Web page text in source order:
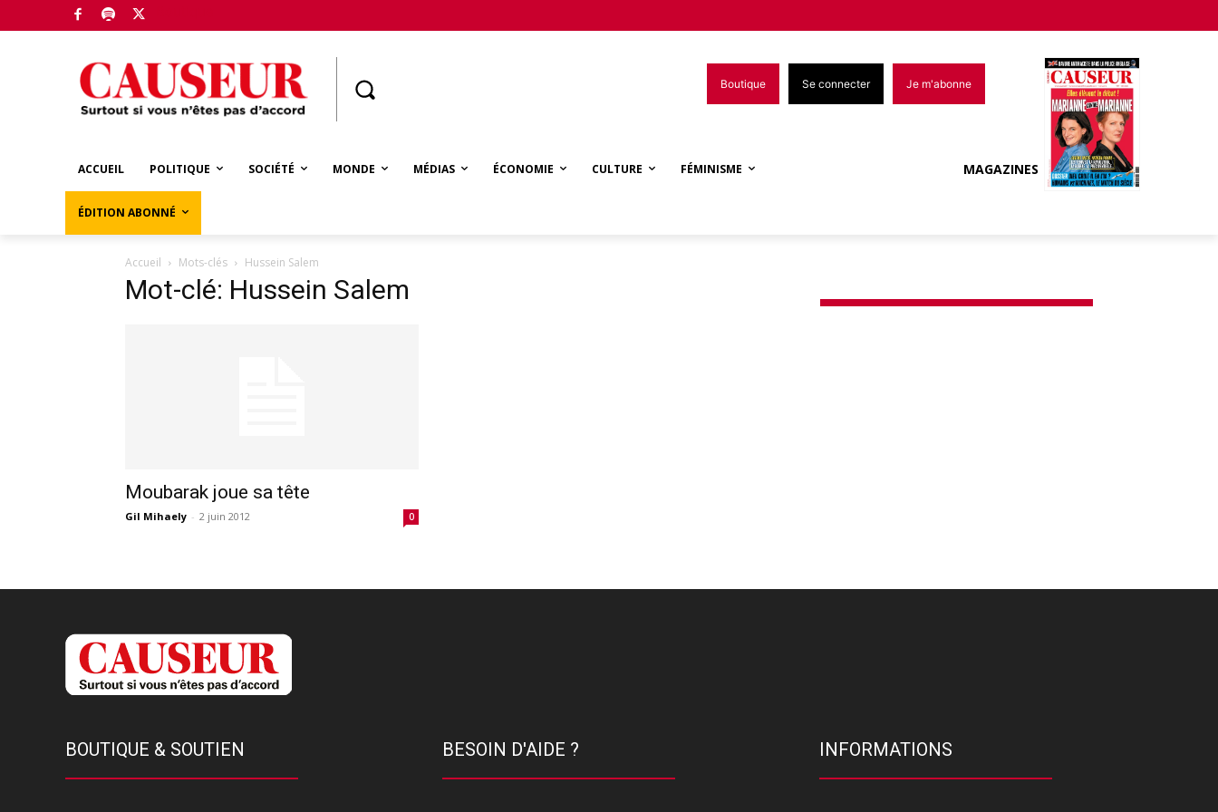
Boutique Se connecter Je m'abonne
ACCUEIL POLITIQUE SOCIÉTÉ MONDE MÉDIAS ÉCONOMIE CULTURE FÉMINISME
ÉDITION ABONNÉ
MAGAZINES
Accueil Mots-clés Hussein Salem
Mot-clé: Hussein Salem
Moubarak joue sa tête
Gil Mihaely - 2 juin 2012 0
BOUTIQUE & SOUTIEN BESOIN D'AIDE ? INFORMATIONS